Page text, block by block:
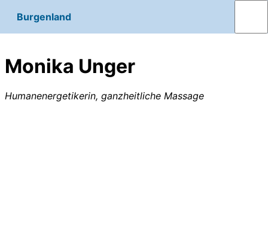
Burgenland
Monika Unger
Humanenergetikerin, ganzheitliche Massage